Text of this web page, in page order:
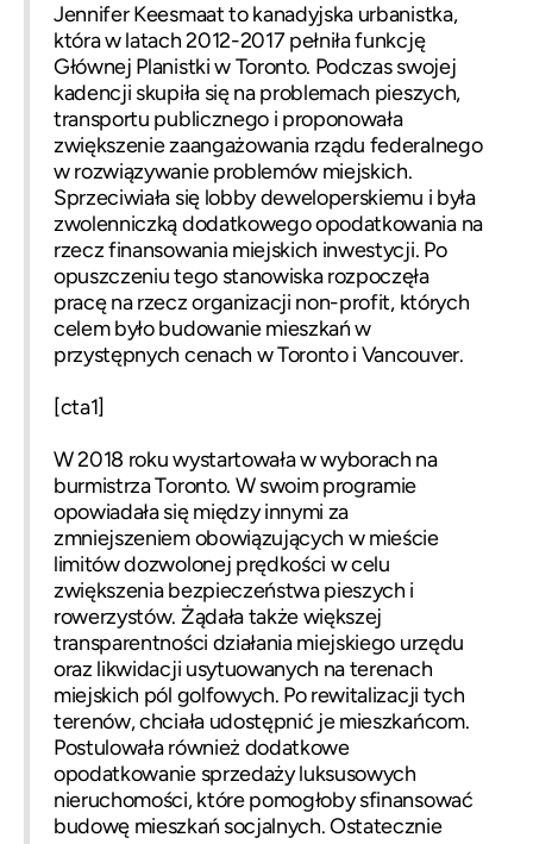
Jennifer Keesmaat to kanadyjska urbanistka,
która w latach 2012-2017 pełniła funkcję
Głównej Planistki w Toronto. Podczas swojej
kadencji skupiła się na problemach pieszych,
transportu publicznego i proponowała
zwiększenie zaangażowania rządu federalnego
w rozwiązywanie problemów miejskich.
Sprzeciwiała się lobby deweloperskiemu i była
zwolenniczką dodatkowego opodatkowania na
rzecz finansowania miejskich inwestycji. Po
opuszczeniu tego stanowiska rozpoczęła
pracę na rzecz organizacji non-profit, których
celem było budowanie mieszkań w
przystępnych cenach w Toronto i Vancouver.
[cta1]
W 2018 roku wystartowała w wyborach na
burmistrza Toronto. W swoim programie
opowiadała się między innymi za
zmniejszeniem obowiązujących w mieście
limitów dozwolonej prędkości w celu
zwiększenia bezpieczeństwa pieszych i
rowerzystów. Żądała także większej
transparentności działania miejskiego urzędu
oraz likwidacji usytuowanych na terenach
miejskich pól golfowych. Po rewitalizacji tych
terenów, chciała udostępnić je mieszkańcom.
Postulowała również dodatkowe
opodatkowanie sprzedaży luksusowych
nieruchomości, które pomogłoby sfinansować
budowę mieszkań socjalnych. Ostatecznie